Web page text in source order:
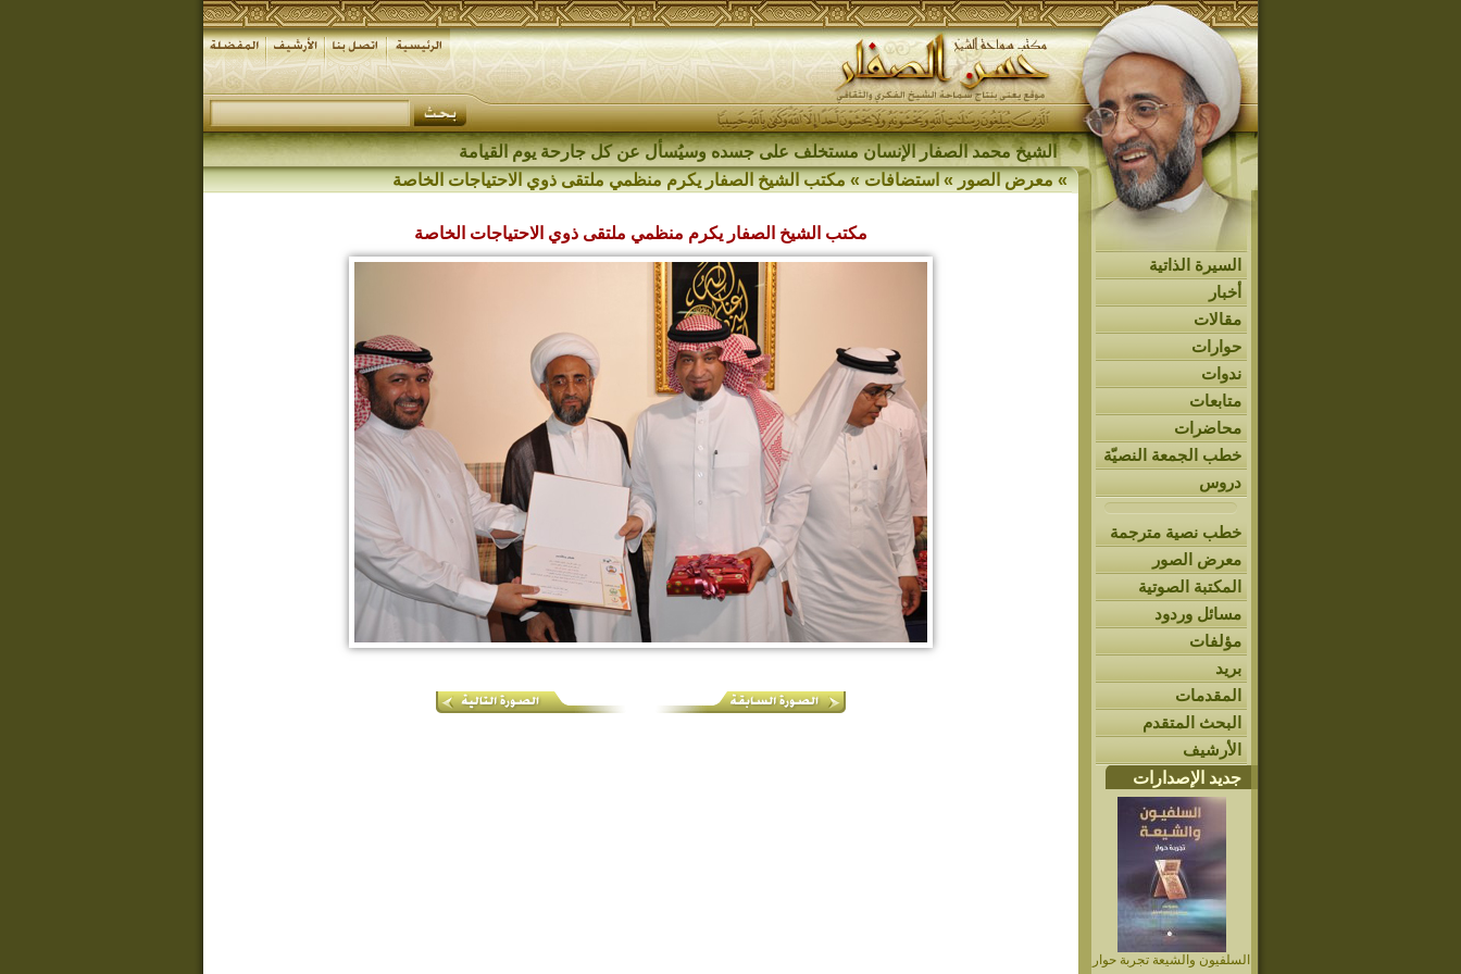
الشيخ محمد الصفار الإنسان مستخلف على جسده وسيُسأل عن كل جارحة يوم القيامة
السيرة الذاتية
أخبار
مقالات
حوارات
ندوات
متابعات
محاضرات
خطب الجمعة النصيّة
دروس
خطب نصية مترجمة
معرض الصور
المكتبة الصوتية
مسائل وردود
مؤلفات
بريد
المقدمات
البحث المتقدم
الأرشيف
جديد الإصدارات
السلفيون والشيعة تجربة حوار
»معرض الصور»استضافات»مكتب الشيخ الصفار يكرم منظمي ملتقى ذوي الاحتياجات الخاصة
مكتب الشيخ الصفار يكرم منظمي ملتقى ذوي الاحتياجات الخاصة